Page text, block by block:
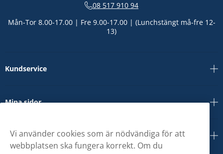
08 517 910 94
Mån-Tor 8.00-17.00 | Fre 9.00-17.00 | (Lunchstängt må-fre 12-
13)
Kundservice
Mina sidor
Om oss
Vi använder cookies som är nödvändiga för att
webbplatsen ska fungera korrekt. Om du